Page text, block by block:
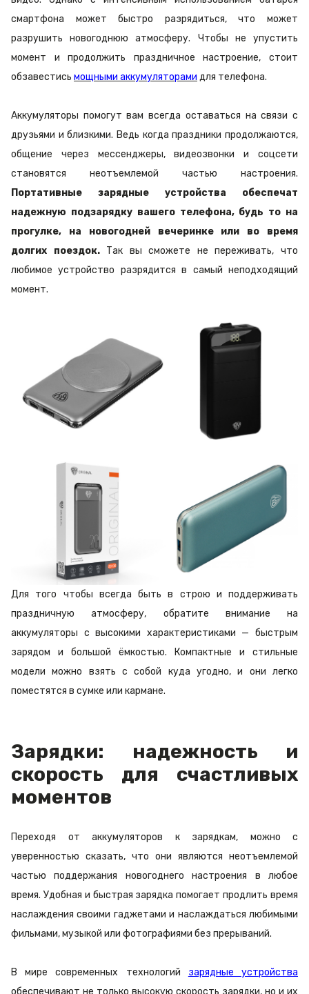
смартфона может быстро разрядиться, что может
разрушить новогоднюю атмосферу. Чтобы не упустить
момент и продолжить праздничное настроение, стоит
обзавестись мощными аккумуляторами для телефона.
Аккумуляторы помогут вам всегда оставаться на связи с
друзьями и близкими. Ведь когда праздники продолжаются,
общение через мессенджеры, видеозвонки и соцсети
становятся неотъемлемой частью настроения.
Портативные зарядные устройства обеспечат
надежную подзарядку вашего телефона, будь то на
прогулке, на новогодней вечеринке или во время
долгих поездок. Так вы сможете не переживать, что
любимое устройство разрядится в самый неподходящий
момент.
Для того чтобы всегда быть в строю и поддерживать
праздничную атмосферу, обратите внимание на
аккумуляторы с высокими характеристиками — быстрым
зарядом и большой ёмкостью. Компактные и стильные
модели можно взять с собой куда угодно, и они легко
поместятся в сумке или кармане.
Зарядки: надежность и
скорость для счастливых
моментов
Переходя от аккумуляторов к зарядкам, можно с
уверенностью сказать, что они являются неотъемлемой
частью поддержания новогоднего настроения в любое
время. Удобная и быстрая зарядка помогает продлить время
наслаждения своими гаджетами и наслаждаться любимыми
фильмами, музыкой или фотографиями без прерываний.
В мире современных технологий зарядные устройства
обеспечивают не только высокую скорость зарядки, но и их